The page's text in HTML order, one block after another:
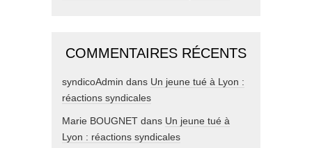
COMMENTAIRES RÉCENTS
syndicoAdmin dans Un jeune tué à Lyon :
réactions syndicales
Marie BOUGNET dans Un jeune tué à
Lyon : réactions syndicales